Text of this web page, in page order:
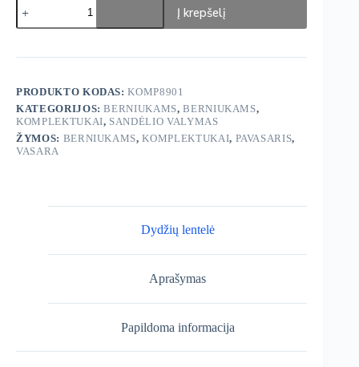
kiekis:
George
3-
Į krepšelį
PRODUKTO KODAS:KOMP8901
KATEGORIJOS:BERNIUKAMS,BERNIUKAMS,
KOMPLEKTUKAI, SANDĖLIO VALYMAS
ŽYMOS: BERNIUKAMS,KOMPLEKTUKAI, PAVASARIS,
VASARA
Dydžių lentelė
Aprašymas
Papildoma informacija